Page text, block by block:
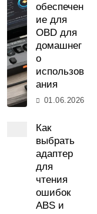
обеспечен
ие для
OBD для
домашнег
о
использов
ания
01.06.2026
Как
выбрать
адаптер
для
чтения
ошибок
ABS и